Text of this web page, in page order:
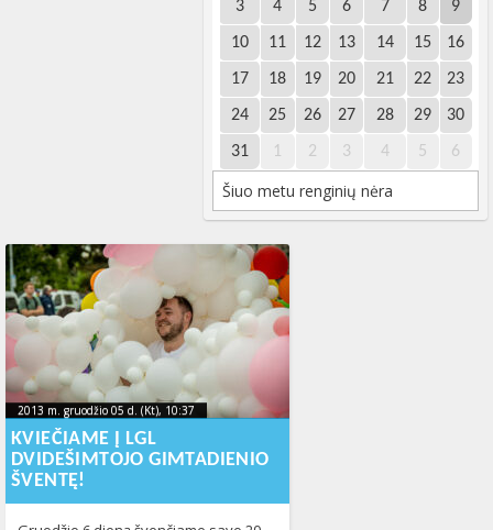
3 4 5 6 7 8 9
10 11 12 13 14 15 16
17 18 19 20 21 22 23
24 25 26 27 28 29 30
31 1 2 3 4 5 6
Šiuo metu renginių nėra
2013 m. gruodžio 05 d. (Kt), 10:37
2023-10-10T13:08:38+00:00
2013 m. gruodžio 05 d. (Kt), 10:37
2023-10-
KVIEČIAME Į LGL
DVIDEŠIMTOJO GIMTADIENIO
ŠVENTĘ!